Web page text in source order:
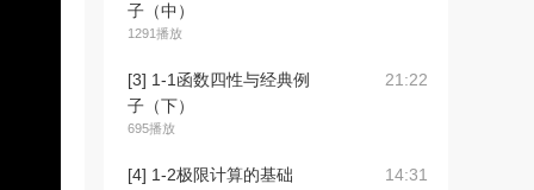
子（中）
1291播放
[3] 1-1函数四性与经典例
子（下）
695播放
21:22
[4] 1-2极限计算的基础
14:31